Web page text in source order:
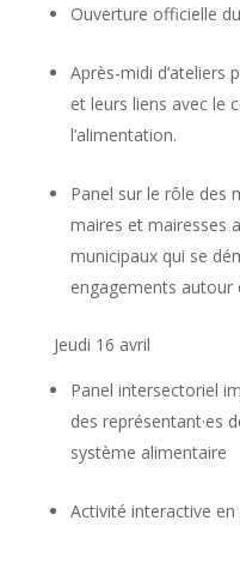
Ouverture officielle
Après-midi d’ateliers
et leurs liens avec le
l’alimentation.
Panel sur le rôle des
maires et mairesses
municipaux qui se
engagements autour
Jeudi 16 avril
Panel intersectoriel
des représentant·es
système alimentaire
Activité interactive